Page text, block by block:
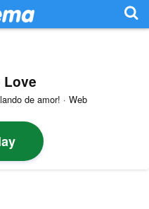
Love
de amor! · Web